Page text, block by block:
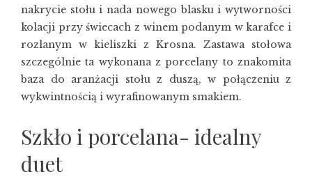
nakrycie stołu i nada nowego blasku i wytworności
kolacji przy świecach z winem podanym w karafce i
rozlanym w kieliszki z Krosna. Zastawa stołowa
szczególnie ta wykonana z porcelany to znakomita
baza do aranżacji stołu z duszą, w połączeniu z
wykwintnością i wyrafinowanym smakiem.
Szkło i porcelana- idealny
duet